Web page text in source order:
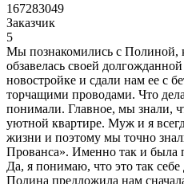
167283049
Заказчик
5
Мы познакомились с Полиной,
обзавелась своей
новостройке и сдали нам ее с
торчащими проводами. Что
понимали. Главное, мы знали,
уютной квартире. Муж и я
жизни и поэтому мы точно
Прованса». Именно так и была
Да, я понимаю, что это так себе
Полина предложила нам